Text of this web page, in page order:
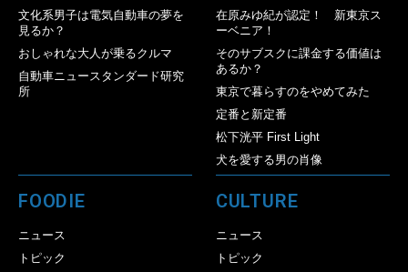
文化系男子は電気自動車の夢を
見るか？
おしゃれな大人が乗るクルマ
自動車ニュースタンダード研究
所
在原みゆ紀が認定！ 新東京ス
ーベニア！
そのサブスクに課金する価値は
あるか？
東京で暮らすのをやめてみた
定番と新定番
松下洸平 First Light
犬を愛する男の肖像
FOODIE
ニュース
トピック
CULTURE
ニュース
トピック